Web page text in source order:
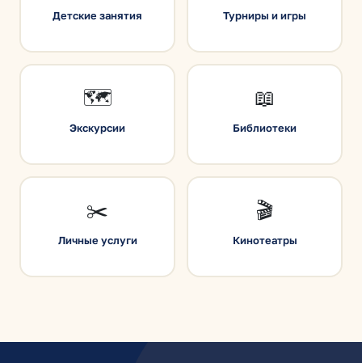
Детские занятия Турниры и игры
🗺️
Экскурсии
📖
Библиотеки
✂️
Личные услуги
🎬
Кинотеатры